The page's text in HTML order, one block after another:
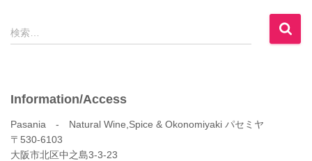
検
索
検索…
Information/Access
Pasania - Natural Wine,Spice & Okonomiyaki パセミヤ
〒530-6103
大阪市北区中之島3-3-23